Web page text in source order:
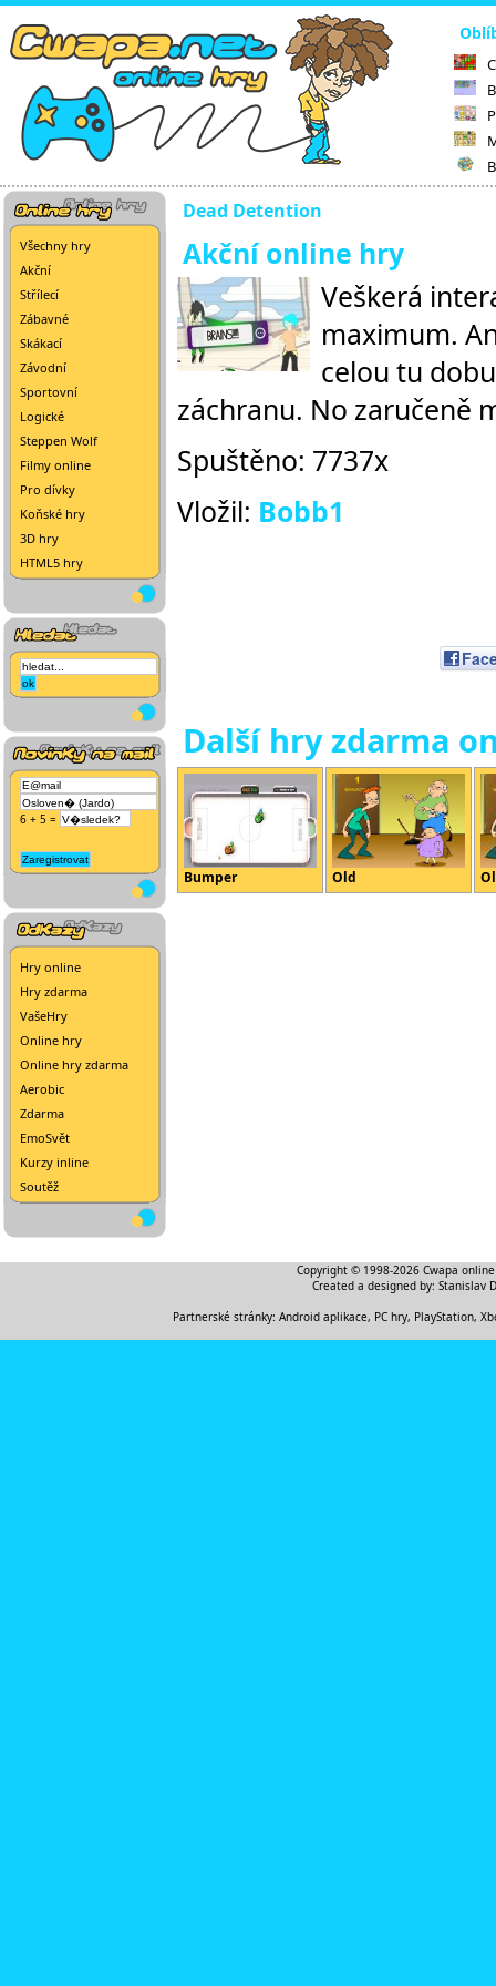
Všechny hry
Akční
Střílecí
Zábavné
Skákací
Závodní
Sportovní
Logické
Steppen Wolf
Filmy online
Pro dívky
Koňské hry
3D hry
HTML5 hry
6 + 5 =
Hry online
Hry zdarma
VašeHry
Online hry
Online hry zdarma
Aerobic
Zdarma
EmoSvět
Kurzy inline
Soutěž
Dead Detention
Akční online hry
Veškerá
maximum.
celou tu
záchranu. No zaručeně
Spuštěno: 7737x
Vložil: Bobb1
Další hry zdarma
Bumper Old
Copyright © 1998-2026 Cwapa
Created a designed by: Stanislav
Partnerské stránky: Android aplikace, PC hry, PlayStation,